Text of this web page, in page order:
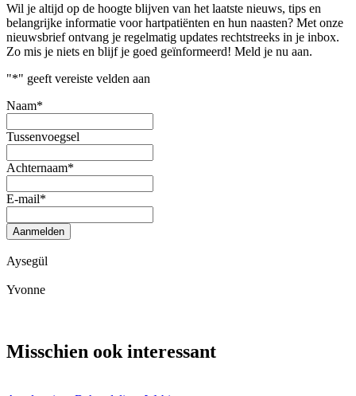
Wil je altijd op de hoogte blijven van het laatste nieuws, tips en
belangrijke informatie voor hartpatiënten en hun naasten? Met onze
nieuwsbrief ontvang je regelmatig updates rechtstreeks in je inbox.
Zo mis je niets en blijf je goed geïnformeerd! Meld je nu aan.
"*" geeft vereiste velden aan
Naam*
Tussenvoegsel
Achternaam*
E-mail*
Aanmelden
Aysegül
Yvonne
Misschien ook interessant